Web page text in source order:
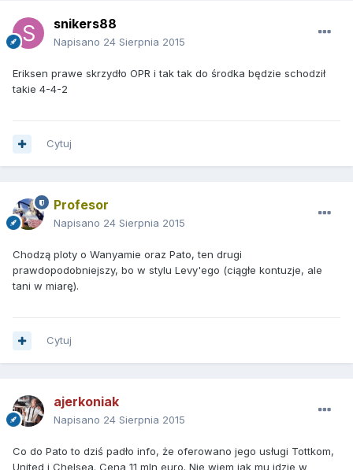
snikers88
Napisano 24 Sierpnia 2015
Eriksen prawe skrzydło OPR i tak tak do środka będzie schodził
takie 4-4-2
Cytuj
Profesor
Napisano 24 Sierpnia 2015
Chodzą ploty o Wanyamie oraz Pato, ten drugi
prawdopodobniejszy, bo w stylu Levy'ego (ciągłe kontuzje, ale
tani w miarę).
Cytuj
ajerkoniak
Napisano 24 Sierpnia 2015
Co do Pato to dziś padło info, że oferowano jego usługi Tottkom,
United i Chelsea. Cena 11 mln euro. Nie wiem jak mu idzie w